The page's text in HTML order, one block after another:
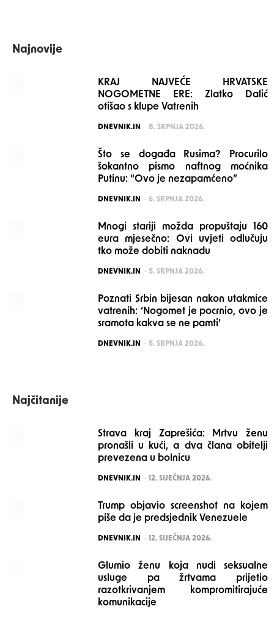
Najnovije
KRAJ NAJVEĆE HRVATSKE
NOGOMETNE ERE: Zlatko Dalić
otišao s klupe Vatrenih
POSTED
DNEVNIK.IN 8. SRPNJA 2026.
Što se događa Rusima? Procurilo
šokantno pismo naftnog moćnika
Putinu: “Ovo je nezapamćeno”
POSTED
DNEVNIK.IN 6. SRPNJA 2026.
Mnogi stariji možda propuštaju 160
eura mjesečno: Ovi uvjeti odlučuju
tko može dobiti naknadu
POSTED
DNEVNIK.IN 5. SRPNJA 2026.
Poznati Srbin bijesan nakon utakmice
vatrenih: ‘Nogomet je pocrnio, ovo je
sramota kakva se ne pamti’
POSTED
DNEVNIK.IN 5. SRPNJA 2026.
Najčitanije
Strava kraj Zaprešića: Mrtvu ženu
pronašli u kući, a dva člana obitelji
prevezena u bolnicu
POSTED
DNEVNIK.IN 12. SIJEČNJA 2026.
Trump objavio screenshot na kojem
piše da je predsjednik Venezuele
POSTED
DNEVNIK.IN 12. SIJEČNJA 2026.
Glumio ženu koja nudi seksualne
usluge pa žrtvama prijetio
razotkrivanjem kompromitirajuće
komunikacije